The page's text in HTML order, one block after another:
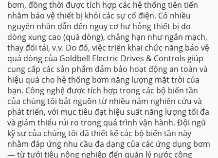
bơm, đồng thời được tích hợp các hệ thống tiên tiến
nhằm bảo vệ thiết bị khỏi các sự cố điện. Có nhiều
nguyên nhân dẫn đến nguy cơ hư hỏng thiết bị do
dòng xung cao (quá dòng), chẳng hạn như ngắn mạch,
thay đổi tải, v.v. Do đó, việc triển khai chức năng bảo vệ
quá dòng của Goldbell Electric Drives & Controls giúp
cung cấp các sản phẩm đảm bảo hoạt động an toàn và
hiệu quả cho hệ thống bơm năng lượng mặt trời của
bạn. Công nghệ được tích hợp trong các bộ biến tần
của chúng tôi bắt nguồn từ nhiều năm nghiên cứu và
phát triển, với mục tiêu đạt hiệu suất năng lượng tối đa
và giảm thiểu rủi ro trong quá trình vận hành. Đội ngũ
kỹ sư của chúng tôi đã thiết kế các bộ biến tần này
nhằm đáp ứng nhu cầu đa dạng của các ứng dụng bơm
— từ tưới tiêu nông nghiệp đến quản lý nước công